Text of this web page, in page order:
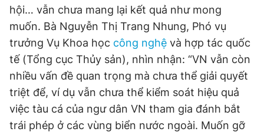
Tổng biên tập: Nguyễn Ngọc Toàn
Phó tổng biên tập thường trực: Hải Thành
Phó tổng biên tập: Lâm Hiếu Dũng
Phó tổng biên tập: Trần Việt Hưng
Tổng thư ký tòa soạn: Đức Trung
Giấy phép xuất bản số 110/GP - BTTTT cấp ngày 24.3.2020
© 2003-2026 Bản quyền thuộc về Báo Thanh Niên. Cấm sao
chép dưới mọi hình thức nếu không có sự chấp thuận bằng văn
bản. Phát triển bởi ePi Technologies, JSC.
hội… vẫn chưa mang lại kết quả như mong
muốn. Bà Nguyễn Thị Trang Nhung, Phó vụ
trưởng Vụ Khoa học công nghệ và hợp tác quốc
tế (Tổng cục Thủy sản), nhìn nhận: “VN vẫn còn
nhiều vấn đề quan trọng mà chưa thể giải quyết
triệt để, ví dụ vẫn chưa thể kiểm soát hiệu quả
việc tàu cá của ngư dân VN tham gia đánh bắt
trái phép ở các vùng biển nước ngoài. Muốn gỡ